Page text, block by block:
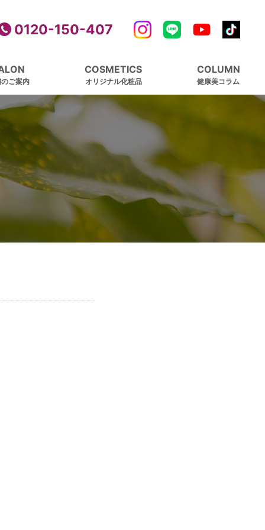
ご案内
COSMETICS
オリジナル化粧品
COLUMN
健康美コラム
0120-150-407